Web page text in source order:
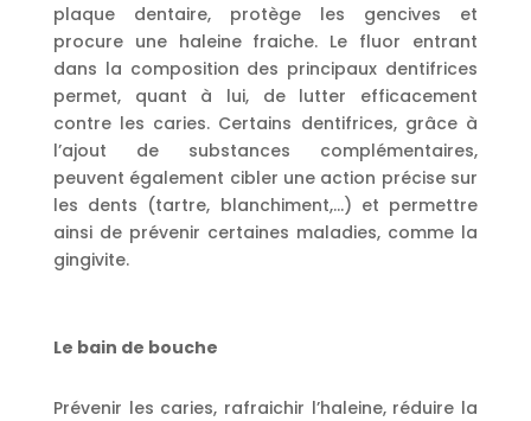
plaque dentaire, protège les gencives et
procure une haleine fraiche. Le fluor entrant
dans la composition des principaux dentifrices
permet, quant à lui, de lutter efficacement
contre les caries. Certains dentifrices, grâce à
l’ajout de substances complémentaires,
peuvent également cibler une action précise sur
les dents (tartre, blanchiment,…) et permettre
ainsi de prévenir certaines maladies, comme la
gingivite.
Le bain de bouche
Prévenir les caries, rafraichir l’haleine, réduire la